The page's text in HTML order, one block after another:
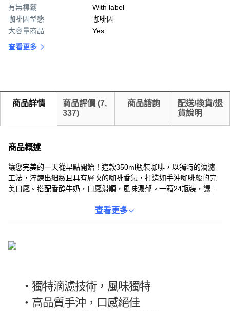
有無標籤
With label
咖啡因型態
咖啡因
大容量商品
Yes
查看更多
商品詳情 商品評價 (7,
337)
商品諮詢
配送/換貨/退
貨說明
商品概述
讓您完美的一天從早點開始！這款350ml瓶裝咖啡，以獨特的滴濾
工法，淬鍊出細緻且具有層次的咖啡香氣，打造如手沖咖啡般的完
美口感。搭配香醇牛奶，口感滑順，風味濃郁。一箱24瓶裝，讓您
時的提神飲品，喬亞滴濾拿鐵咖啡都是您的最佳選擇。
查看更多
・獨特滴濾技術，風味獨特
・ 高品質手沖，口感絕佳